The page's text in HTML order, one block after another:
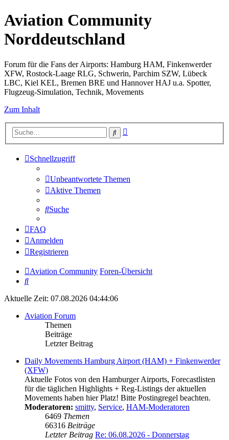
Aviation Community
Norddeutschland
Forum für die Fans der Airports: Hamburg HAM, Finkenwerder
XFW, Rostock-Laage RLG, Schwerin, Parchim SZW, Lübeck
LBC, Kiel KEL, Bremen BRE und Hannover HAJ u.a. Spotter,
Flugzeug-Simulation, Technik, Movements
Zum Inhalt
Suche
Schnellzugriff
Unbeantwortete Themen
Aktive Themen
Suche
FAQ
Anmelden
Registrieren
Aviation Community Foren-Übersicht
Suche
Aktuelle Zeit: 07.08.2026 04:44:06
Aviation Forum
Themen
Beiträge
Letzter Beitrag
Daily Movements Hamburg Airport (HAM) + Finkenwerder
(XFW)
Aktuelle Fotos von den Hamburger Airports, Forecastlisten
für die täglichen Highlights + Reg-Listings der aktuellen
Movements haben hier Platz! Bitte Postingregel beachten.
Moderatoren: smitty, Service, HAM-Moderatoren
6469 Themen
66316 Beiträge
Letzter Beitrag Re: 06.08.2026 - Donnerstag